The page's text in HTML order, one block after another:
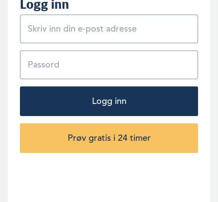
Logg inn
Logg inn
Prøv gratis i 24 timer